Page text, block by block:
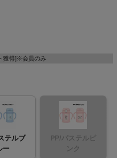
獲得]※会員のみ
テルブ
ー
PP/パステルピ
ンク